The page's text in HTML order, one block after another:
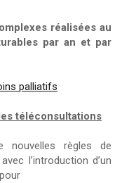
réalisées au
par an et par
palliatifs
téléconsultations
nouvelles règles de
l’introduction d’un